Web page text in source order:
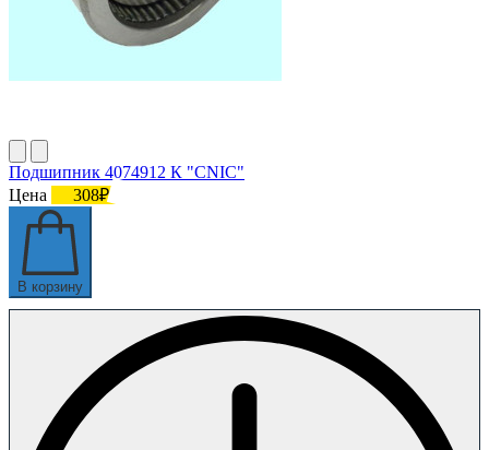
Подшипник 4074912 К "СNIC"
Цена
308₽
В корзину